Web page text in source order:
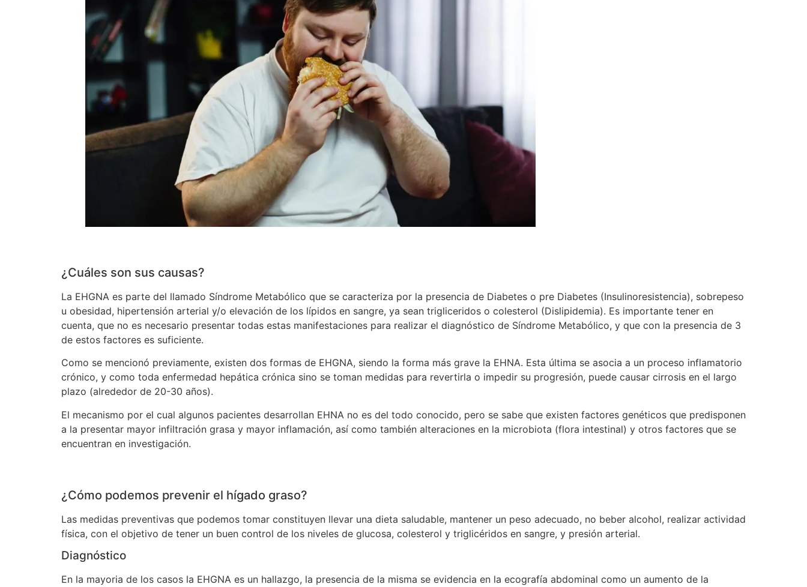
¿Cuáles son sus causas?
La EHGNA es parte del llamado Síndrome Metabólico que se caracteriza por la presencia de Diabetes o pre Diabetes (Insulinoresistencia), sobrepeso
u obesidad, hipertensión arterial y/o elevación de los lípidos en sangre, ya sean trigliceridos o colesterol (Dislipidemia). Es importante tener en
cuenta, que no es necesario presentar todas estas manifestaciones para realizar el diagnóstico de Síndrome Metabólico, y que con la presencia de 3
de estos factores es suficiente.
Como se mencionó previamente, existen dos formas de EHGNA, siendo la forma más grave la EHNA. Esta última se asocia a un proceso inflamatorio
crónico, y como toda enfermedad hepática crónica sino se toman medidas para revertirla o impedir su progresión, puede causar cirrosis en el largo
plazo (alrededor de 20-30 años).
El mecanismo por el cual algunos pacientes desarrollan EHNA no es del todo conocido, pero se sabe que existen factores genéticos que predisponen
a la presentar mayor infiltración grasa y mayor inflamación, así como también alteraciones en la microbiota (flora intestinal) y otros factores que se
encuentran en investigación.
¿Cómo podemos prevenir el hígado graso?
Las medidas preventivas que podemos tomar constituyen llevar una dieta saludable, mantener un peso adecuado, no beber alcohol, realizar actividad
física, con el objetivo de tener un buen control de los niveles de glucosa, colesterol y triglicéridos en sangre, y presión arterial.
Diagnóstico
En la mayoria de los casos la EHGNA es un hallazgo, la presencia de la misma se evidencia en la ecografía abdominal como un aumento de la